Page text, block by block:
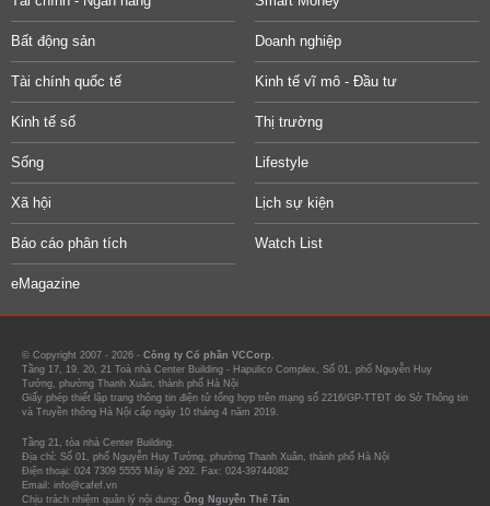
Bất động sản Doanh nghiệp
Tài chính quốc tế Kinh tế vĩ mô - Đầu tư
Kinh tế số Thị trường
Sống Lifestyle
Xã hội Lịch sự kiện
Báo cáo phân tích Watch List
eMagazine
© Copyright 2007 - 2026 - Công ty Cổ phần VCCorp.
Tầng 17, 19, 20, 21 Toà nhà Center Building - Hapulico Complex, Số 01, phố Nguyễn Huy
Tưởng, phường Thanh Xuân, thành phố Hà Nội
Giấy phép thiết lập trang thông tin điện tử tổng hợp trên mạng số 2216/GP-TTĐT do Sở Thông tin
và Truyền thông Hà Nội cấp ngày 10 tháng 4 năm 2019.
Tầng 21, tòa nhà Center Building.
Địa chỉ: Số 01, phố Nguyễn Huy Tưởng, phường Thanh Xuân, thành phố Hà Nội
Điện thoại: 024 7309 5555 Máy lẻ 292. Fax: 024-39744082
Email: info@cafef.vn
Chịu trách nhiệm quản lý nội dung: Ông Nguyễn Thế Tân